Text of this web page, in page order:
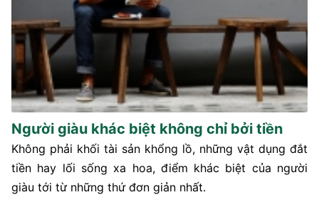
Người giàu khác biệt không chỉ bởi tiền
Không phải khối tài sản khổng lồ, những vật dụng đắt
tiền hay lối sống xa hoa, điểm khác biệt của người
giàu tới từ những thứ đơn giản nhất.